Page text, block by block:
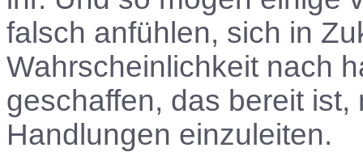
falsch anfühlen, sich in
Wahrscheinlichkeit nach
geschaffen, das bereit
Handlungen einzuleiten.